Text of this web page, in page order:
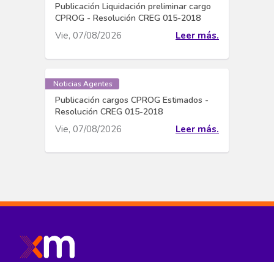
Publicación Liquidación preliminar cargo
CPROG - Resolución CREG 015-2018
Vie, 07/08/2026 Leer más.
Noticias Agentes
Publicación cargos CPROG Estimados -
Resolución CREG 015-2018
Vie, 07/08/2026 Leer más.